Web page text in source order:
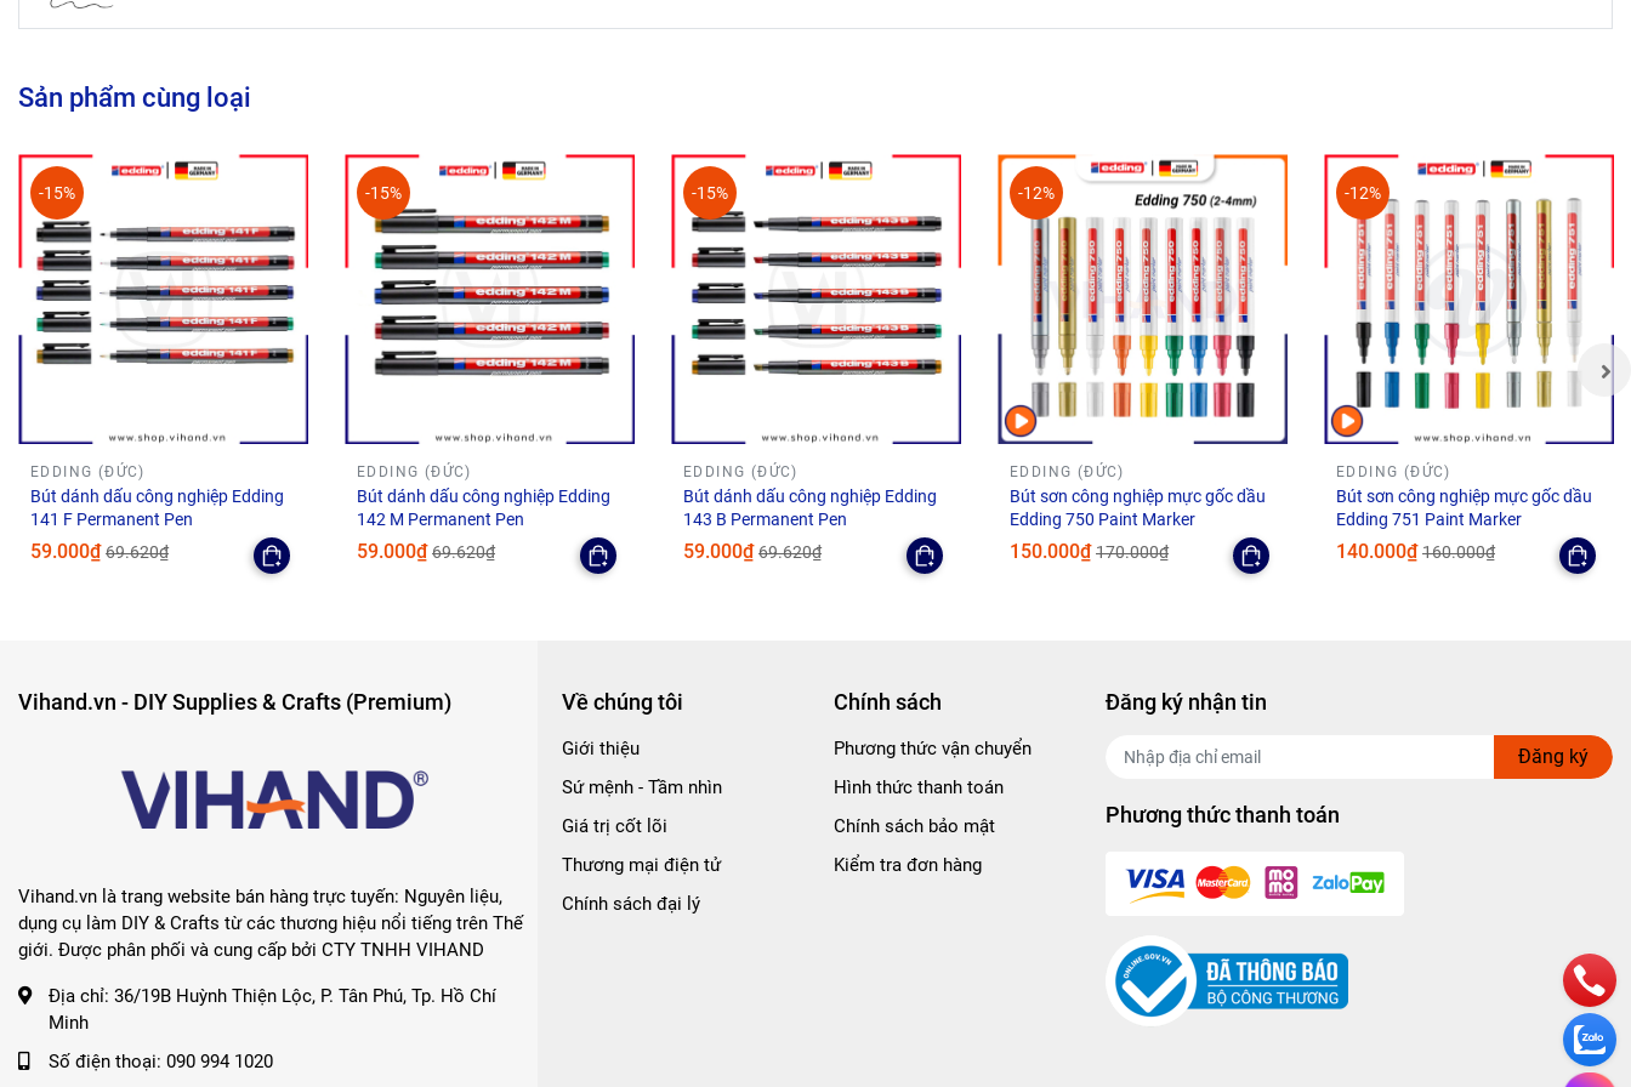
Tất cả sản phẩm Vihand cung cấp là chính hãng, có nguồn gốc xuất xứ rõ ràng.
Có hỗ trợ ship hàng HỎA TỐC cho khách hàng.
Shopee:
https://shopee.vn/vihand
Lazada:https://www.lazada.vn/shop/vihand-shop/
Tiktok Shop: Đang cập nhật
------------------------------------------------------
💯 Nếu có thắc mắc về sản phẩm, tình trạng đơn hàng, khiếu nại về đơn hàng xin đừng ngần ngại inbox ngay cho Vihand để được hỗ
trợ và xử lý nhanh nhất có thể. Xin cảm ơn, chúc bạn có trải nghiệm mua hàng tuyệt vời. Đừng quên để lại feedback ⭐⭐⭐⭐⭐ góp ý để
Sản phẩm cùng loại
-15%
EDDING (ĐỨC)
Bút dánh dấu công nghiệp Edding
141 F Permanent Pen
59.000₫ 69.620₫
-15%
EDDING (ĐỨC)
Bút dánh dấu công nghiệp Edding
142 M Permanent Pen
59.000₫ 69.620₫
-15%
EDDING (ĐỨC)
Bút dánh dấu công nghiệp Edding
143 B Permanent Pen
59.000₫ 69.620₫
-12%
EDDING (ĐỨC)
Bút sơn công nghiệp mực gốc dầu
Edding 750 Paint Marker
150.000₫ 170.000₫
-12%
EDDING (ĐỨC)
Bút sơn công nghiệp mực gốc dầu
Edding 751 Paint Marker
140.000₫ 160.000₫
Vihand.vn - DIY Supplies & Crafts (Premium)
Vihand.vn là trang website bán hàng trực tuyến: Nguyên liệu,
dụng cụ làm DIY & Crafts từ các thương hiệu nổi tiếng trên Thế
giới. Được phân phối và cung cấp bởi CTY TNHH VIHAND
Địa chỉ: 36/19B Huỳnh Thiện Lộc, P. Tân Phú, Tp. Hồ Chí
Minh
Số điện thoại: 090 994 1020
Về chúng tôi
Giới thiệu
Sứ mệnh - Tầm nhìn
Giá trị cốt lõi
Thương mại điện tử
Chính sách đại lý
Chính sách
Phương thức vận chuyển
Hình thức thanh toán
Chính sách bảo mật
Kiểm tra đơn hàng
Đăng ký nhận tin
Đăng ký
Phương thức thanh toán